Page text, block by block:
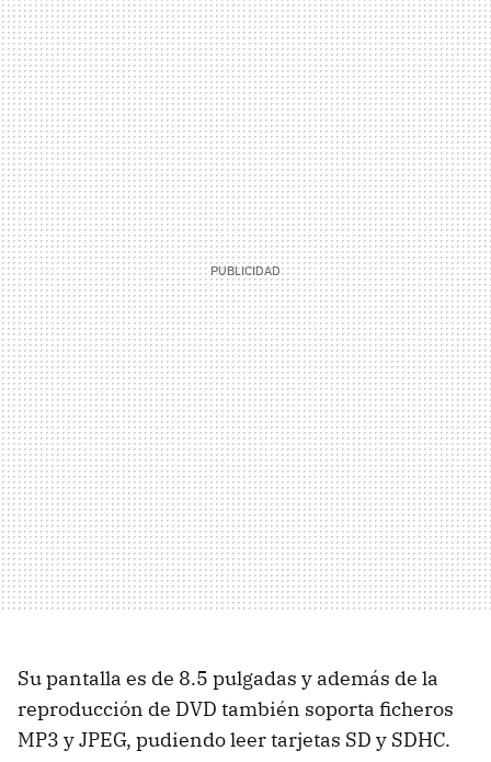
Su pantalla es de 8.5 pulgadas y además de la
reproducción de DVD también soporta ficheros
MP3 y JPEG, pudiendo leer tarjetas SD y SDHC.